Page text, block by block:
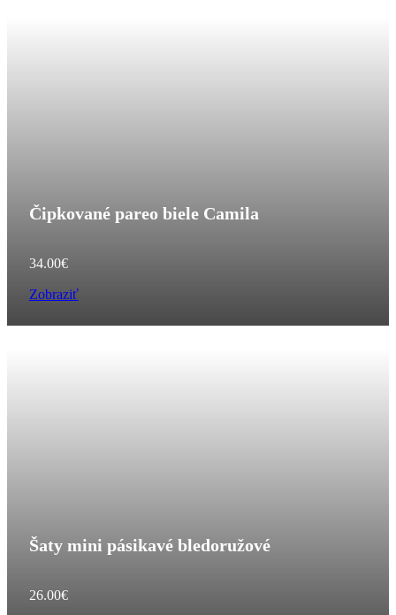
Čipkované pareo biele Camila
34.00€
Zobraziť
Šaty mini pásikavé bledoružové
26.00€